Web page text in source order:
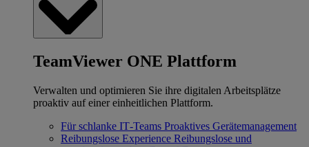
TeamViewer ONE Plattform
Verwalten und optimieren Sie ihre digitalen Arbeitsplätze
proaktiv auf einer einheitlichen Plattform.
Für schlanke IT‐Teams Proaktives Gerätemanagement
Reibungslose Experience Reibungslose und